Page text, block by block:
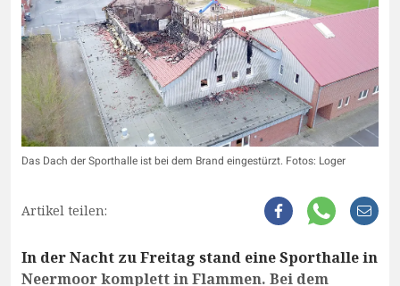
Das Dach der Sporthalle ist bei dem Brand eingestürzt. Fotos: Loger
Artikel teilen:
In der Nacht zu Freitag stand eine Sporthalle in
Neermoor komplett in Flammen. Bei dem